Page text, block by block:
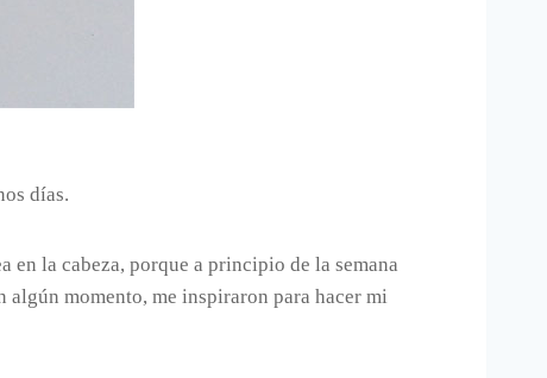
días.
la cabeza, porque a principio de la semana
algún momento, me inspiraron para hacer mi